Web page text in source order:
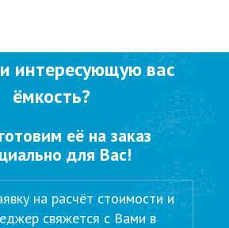
интересующую вас
ёмкость?
её на заказ
для Вас!
на расчёт стоимости и
свяжется с Вами в